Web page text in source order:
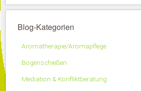
Blog-Kategorien
Aromatherapie/Aromapflege
Bogenschießen
Mediation & Konfliktberatung